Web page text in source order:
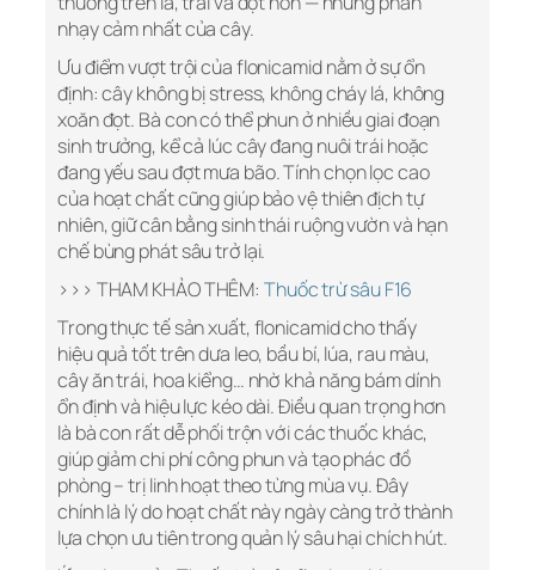
nhạy cảm nhất của cây.
Ưu điểm vượt trội của flonicamid nằm ở sự ổn
định: cây không bị stress, không cháy lá, không
xoăn đọt. Bà con có thể phun ở nhiều giai đoạn
sinh trưởng, kể cả lúc cây đang nuôi trái hoặc
đang yếu sau đợt mưa bão. Tính chọn lọc cao
của hoạt chất cũng giúp bảo vệ thiên địch tự
nhiên, giữ cân bằng sinh thái ruộng vườn và hạn
chế bùng phát sâu trở lại.
>>> THAM KHẢO THÊM: Thuốc trừ sâu F16
Trong thực tế sản xuất, flonicamid cho thấy
hiệu quả tốt trên dưa leo, bầu bí, lúa, rau màu,
cây ăn trái, hoa kiểng… nhờ khả năng bám dính
ổn định và hiệu lực kéo dài. Điều quan trọng hơn
là bà con rất dễ phối trộn với các thuốc khác,
giúp giảm chi phí công phun và tạo phác đồ
phòng – trị linh hoạt theo từng mùa vụ. Đây
chính là lý do hoạt chất này ngày càng trở thành
lựa chọn ưu tiên trong quản lý sâu hại chích hút.